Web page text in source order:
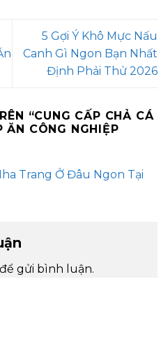
5 Gợi Ý Khô Mực Nấu
Canh Gì Ngon Bạn Nhất
Định Phải Thử 2026
“CUNG CẤP CHẢ CÁ
ĂN CÔNG NGHIỆP
Trang Ở Đâu Ngon Tại
để gửi bình luận.